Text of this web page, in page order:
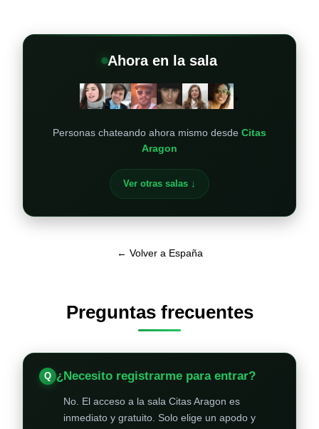
Ahora en la sala
Personas chateando ahora mismo desde Citas
Aragon
Ver otras salas ↓
← Volver a España
Preguntas frecuentes
¿Necesito registrarme para entrar?
No. El acceso a la sala Citas Aragon es
inmediato y gratuito. Solo elige un apodo y